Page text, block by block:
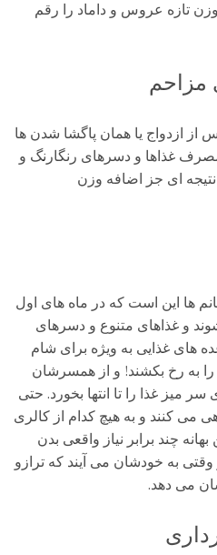
تازه عروس و داماد را رقم
مزاحم
ازدواج یا همان پاگشا شدن ها
غذاها و دسرهای رنگارنگ و
ای جز اضافه وزن
ها این است که در ماه های اول
و غذاهای متنوع و دسرهای
های غذایی به ویژه برای شام
را به رخ بکشند! و از همسرشان
میز غذا را تا انتها بخورد. حتی
می کنند و به هیچ کدام از کالری
چند برابر نیاز واقعی بدن
به خودشان می آیند که ترازو